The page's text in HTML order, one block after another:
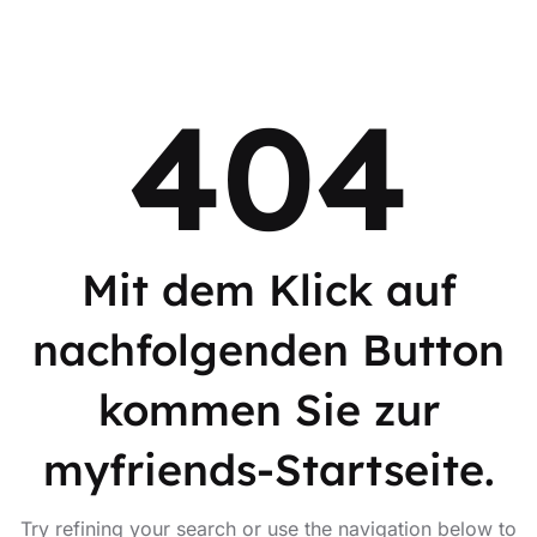
404
Mit dem Klick auf
nachfolgenden Button
kommen Sie zur
myfriends-Startseite.
Try refining your search or use the navigation below to